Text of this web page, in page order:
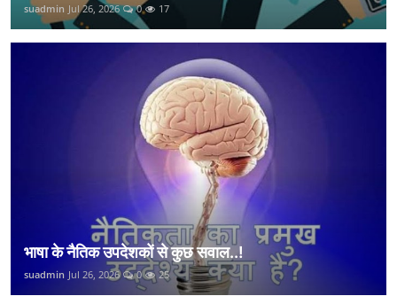
suadmin Jul 26, 2026 0 17
भाषा के नैतिक उपदेशकों से कुछ सवाल..!
suadmin Jul 26, 2026 0 25